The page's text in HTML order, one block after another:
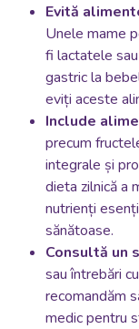
Evită
Unele mame
fi lactatele
gastric la
eviți aceste
Include
precum
integrale și
dieta zilnică a
nutrienți
sănătoase.
Consultă un
sau întrebări
recomandăm
medic pentru